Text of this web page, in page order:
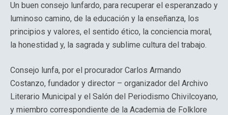
Un buen consejo lunfardo, para recuperar el esperanzado y
luminoso camino, de la educación y la enseñanza, los
principios y valores, el sentido ético, la conciencia moral,
la honestidad y, la sagrada y sublime cultura del trabajo.
Consejo lunfa, por el procurador Carlos Armando
Costanzo, fundador y director – organizador del Archivo
Literario Municipal y el Salón del Periodismo Chivilcoyano,
y miembro correspondiente de la Academia de Folklore